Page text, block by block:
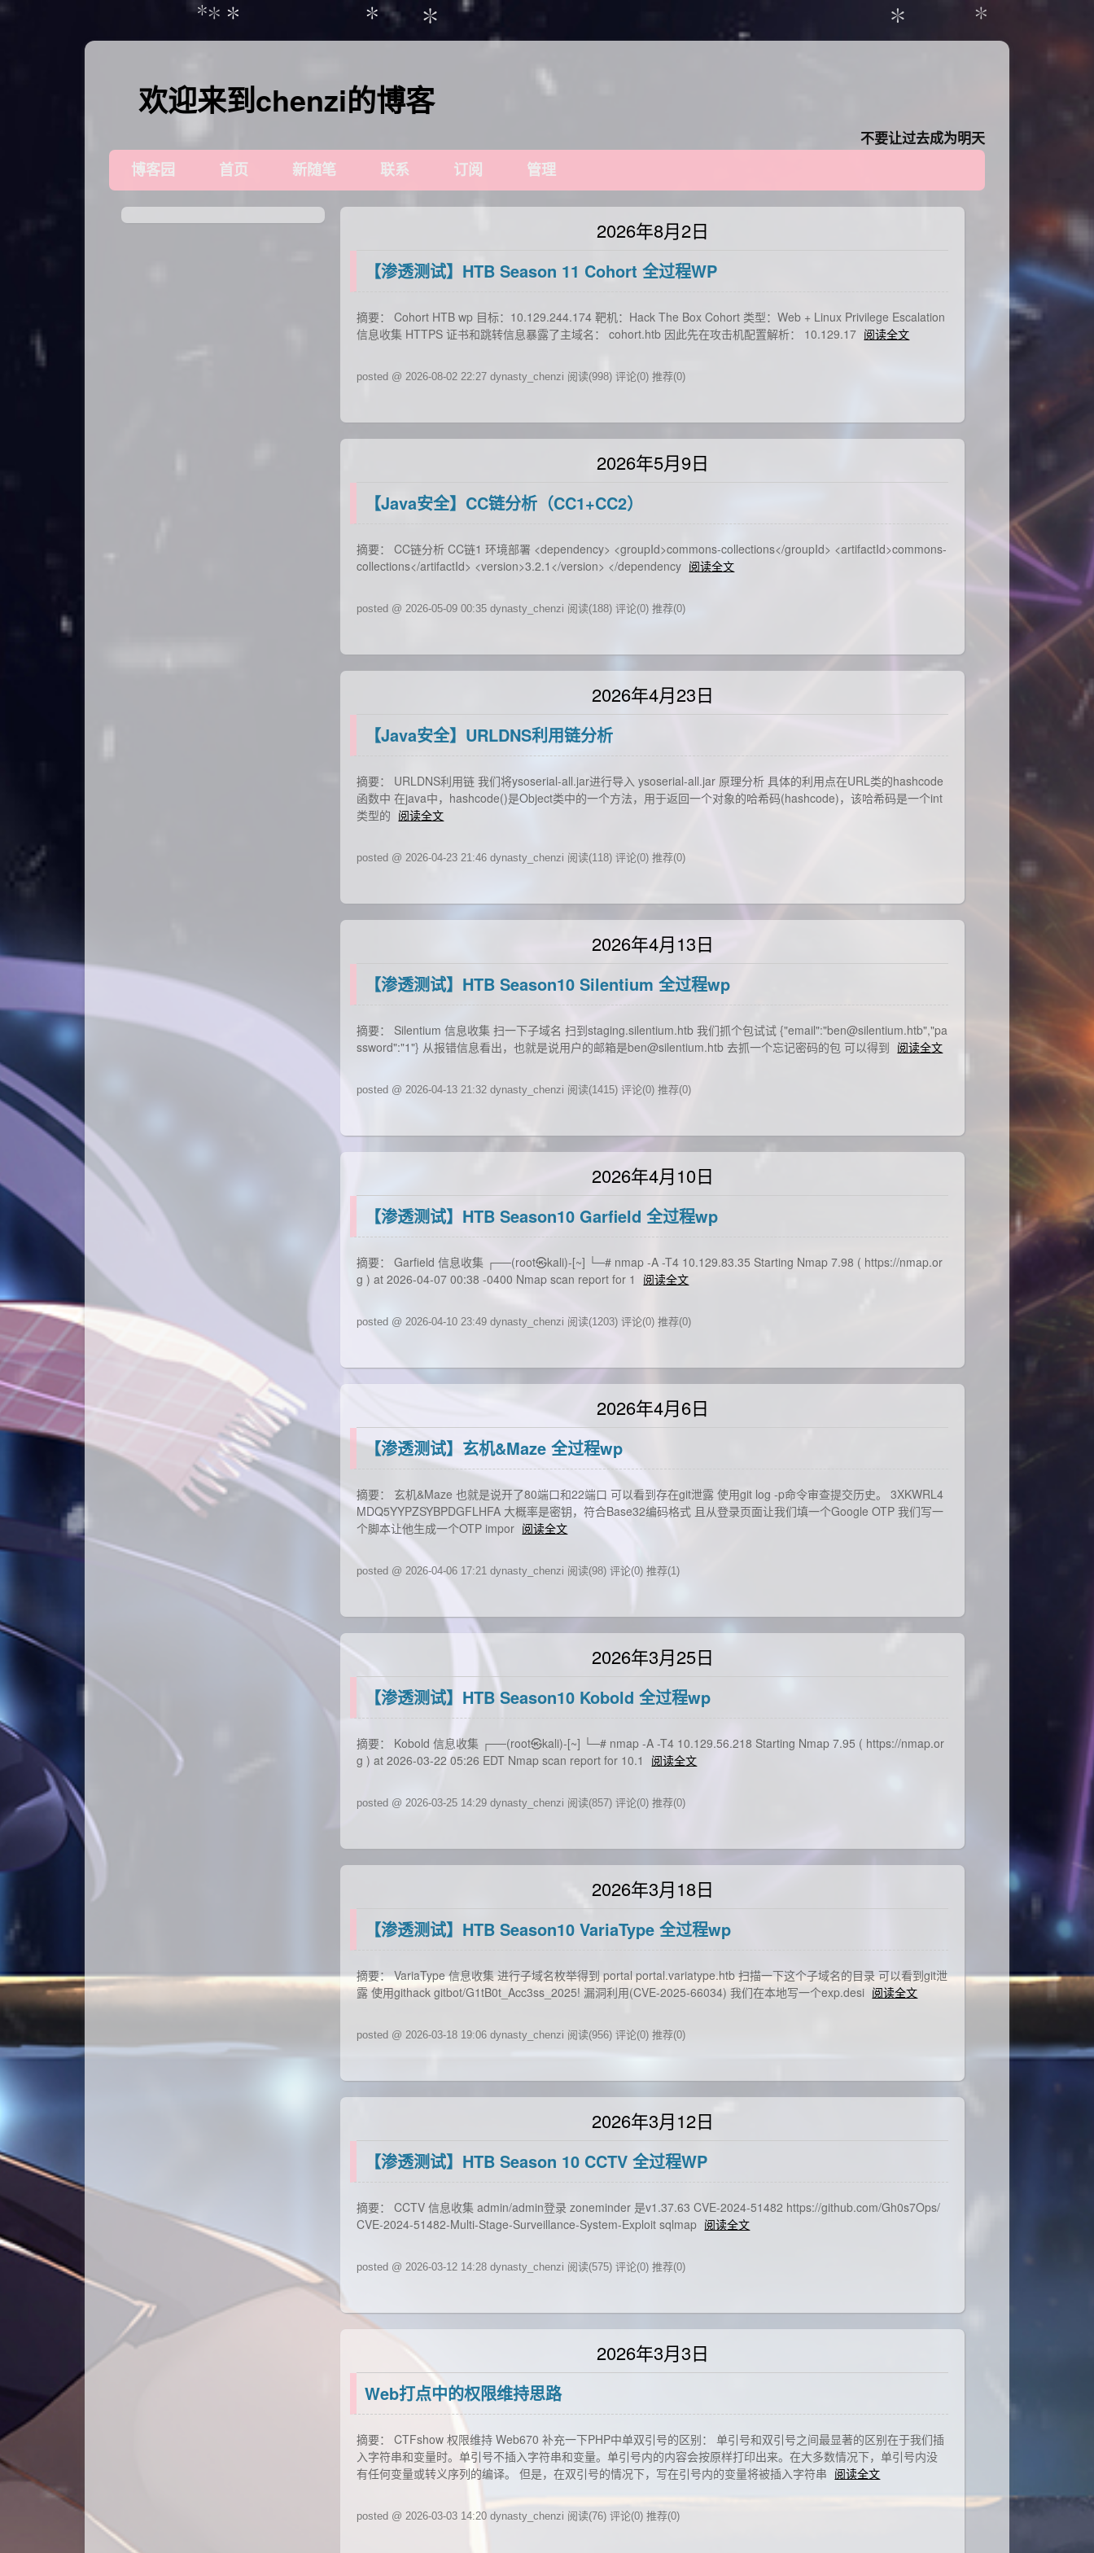
欢迎来到chenzi的博客
不要让过去成为明天
博客园 首页 新随笔 联系 订阅 管理
2026年8月2日
【渗透测试】HTB Season 11 Cohort 全过程WP
摘要： Cohort HTB wp 目标：10.129.244.174 靶机：Hack The Box Cohort 类型：Web + Linux Privilege Escalation
信息收集 HTTPS 证书和跳转信息暴露了主域名： cohort.htb 因此先在攻击机配置解析： 10.129.17 阅读全文
posted @ 2026-08-02 22:27 dynasty_chenzi 阅读(998) 评论(0) 推荐(0)
2026年5月9日
【Java安全】CC链分析（CC1+CC2）
摘要： CC链分析 CC链1 环境部署 <dependency> <groupId>commons-collections</groupId> <artifactId>commons-
collections</artifactId> <version>3.2.1</version> </dependency 阅读全文
posted @ 2026-05-09 00:35 dynasty_chenzi 阅读(188) 评论(0) 推荐(0)
2026年4月23日
【Java安全】URLDNS利用链分析
摘要： URLDNS利用链 我们将ysoserial-all.jar进行导入 ysoserial-all.jar 原理分析 具体的利用点在URL类的hashcode
函数中 在java中，hashcode()是Object类中的一个方法，用于返回一个对象的哈希码(hashcode)，该哈希码是一个int
类型的 阅读全文
posted @ 2026-04-23 21:46 dynasty_chenzi 阅读(118) 评论(0) 推荐(0)
2026年4月13日
【渗透测试】HTB Season10 Silentium 全过程wp
摘要： Silentium 信息收集 扫一下子域名 扫到staging.silentium.htb 我们抓个包试试 {"email":"ben@silentium.htb","pa
ssword":"1"} 从报错信息看出，也就是说用户的邮箱是ben@silentium.htb 去抓一个忘记密码的包 可以得到 阅读全文
posted @ 2026-04-13 21:32 dynasty_chenzi 阅读(1415) 评论(0) 推荐(0)
2026年4月10日
【渗透测试】HTB Season10 Garfield 全过程wp
摘要： Garfield 信息收集 ┌──(root㉿kali)-[~] └─# nmap -A -T4 10.129.83.35 Starting Nmap 7.98 ( https://nmap.or
g ) at 2026-04-07 00:38 -0400 Nmap scan report for 1
阅读全文
posted @ 2026-04-10 23:49 dynasty_chenzi 阅读(1203) 评论(0) 推荐(0)
2026年4月6日
【渗透测试】玄机&Maze 全过程wp
摘要： 玄机&Maze 也就是说开了80端口和22端口 可以看到存在git泄露 使用git log -p命令审查提交历史。 3XKWRL4
MDQ5YYPZSYBPDGFLHFA 大概率是密钥，符合Base32编码格式 且从登录页面让我们填一个Google OTP 我们写一
个脚本让他生成一个OTP impor 阅读全文
posted @ 2026-04-06 17:21 dynasty_chenzi 阅读(98) 评论(0) 推荐(1)
2026年3月25日
【渗透测试】HTB Season10 Kobold 全过程wp
摘要： Kobold 信息收集 ┌──(root㉿kali)-[~] └─# nmap -A -T4 10.129.56.218 Starting Nmap 7.95 ( https://nmap.or
g ) at 2026-03-22 05:26 EDT Nmap scan report for 10.1
阅读全文
posted @ 2026-03-25 14:29 dynasty_chenzi 阅读(857) 评论(0) 推荐(0)
2026年3月18日
【渗透测试】HTB Season10 VariaType 全过程wp
摘要： VariaType 信息收集 进行子域名枚举得到 portal portal.variatype.htb 扫描一下这个子域名的目录 可以看到git泄
露 使用githack gitbot/G1tB0t_Acc3ss_2025! 漏洞利用(CVE-2025-66034) 我们在本地写一个exp.desi 阅读全文
posted @ 2026-03-18 19:06 dynasty_chenzi 阅读(956) 评论(0) 推荐(0)
2026年3月12日
【渗透测试】HTB Season 10 CCTV 全过程WP
摘要： CCTV 信息收集 admin/admin登录 zoneminder 是v1.37.63 CVE-2024-51482 https://github.com/Gh0s7Ops/
CVE-2024-51482-Multi-Stage-Surveillance-System-Exploit sqlmap 阅读全文
posted @ 2026-03-12 14:28 dynasty_chenzi 阅读(575) 评论(0) 推荐(0)
2026年3月3日
Web打点中的权限维持思路
摘要： CTFshow 权限维持 Web670 补充一下PHP中单双引号的区别： 单引号和双引号之间最显著的区别在于我们插
入字符串和变量时。单引号不插入字符串和变量。单引号内的内容会按原样打印出来。在大多数情况下，单引号内没
有任何变量或转义序列的编译。 但是，在双引号的情况下，写在引号内的变量将被插入字符串 阅读全文
posted @ 2026-03-03 14:20 dynasty_chenzi 阅读(76) 评论(0) 推荐(0)
✽ ✽
✽ ✽ ✽
✽
✽